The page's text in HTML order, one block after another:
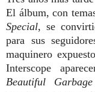
El álbum, con
Special, se
para sus
maquinero
Interscope
Beautiful